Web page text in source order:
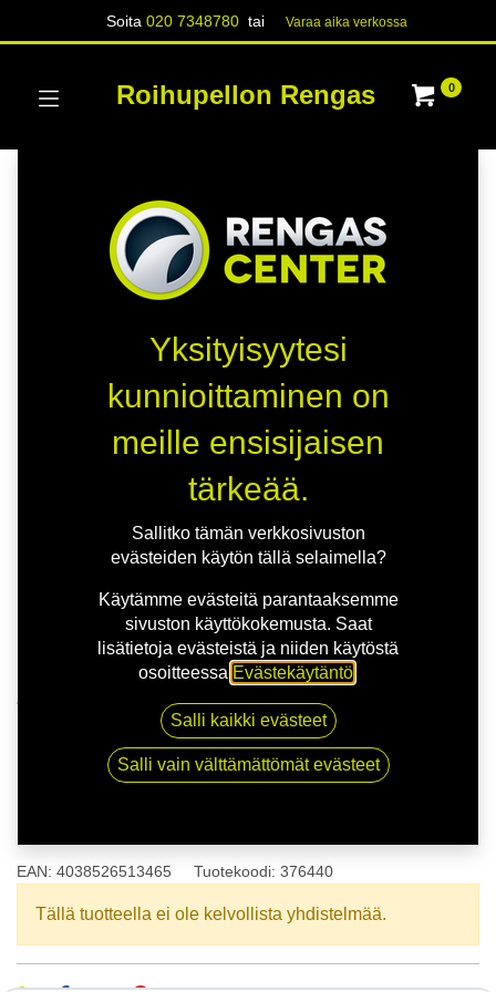
Soita020 7348780 tai Varaa aika verk​​​​ossa
Roihupellon Rengas 0
165/70R14 81T COOPER SUMMER EVR
165/70R14 81T COOPER
EAN: 4038526513465 Tuotekoodi: 376440
Tällä tuotteella ei ole kelvollista yhdistelmää.
Yksityisyytesi
kunnioittaminen on
meille ensisijaisen
tärkeää.
Sallitko tämän verkkosivuston
evästeiden käytön tällä selaimella?
Käytämme evästeitä parantaaksemme
sivuston käyttökokemusta. Saat
lisätietoja evästeistä ja niiden käytöstä
osoitteessa Evästekäytäntö
Salli kaikki evästeet
Salli vain välttämättömät evästeet